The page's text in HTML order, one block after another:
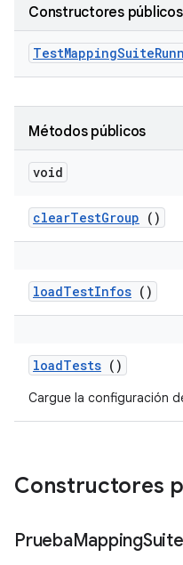
Constructores públicos
TestMappingSuite
Métodos públicos
void
clearTestGroup ()
loadTestInfos ()
loadTests ()
Cargue la configuración
Constructores
PruebaMappingSuite